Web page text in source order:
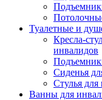
Туалетные и
Кресла-
инвалидов
Сиденья
Стулья
Ванны для